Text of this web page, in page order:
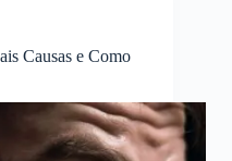
Causas e Como